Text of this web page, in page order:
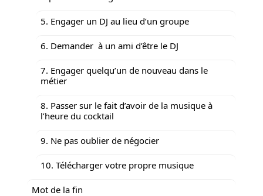
5. Engager un DJ au lieu d’un groupe
6. Demander à un ami d’être le DJ
7. Engager quelqu’un de nouveau dans le
métier
8. Passer sur le fait d’avoir de la musique à
l’heure du cocktail
9. Ne pas oublier de négocier
10. Télécharger votre propre musique
Mot de la fin